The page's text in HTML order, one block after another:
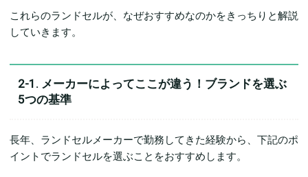
これらのランドセルが、なぜおすすめなのかをきっちりと解説
していきます。
2-1. メーカーによってここが違う！ブランドを選ぶ
5つの基準
長年、ランドセルメーカーで勤務してきた経験から、下記のポ
イントでランドセルを選ぶことをおすすめします。